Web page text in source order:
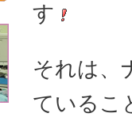
す
それは、
ているこ